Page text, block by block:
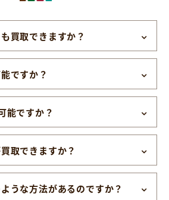
買取できますか？
ですか？
能ですか？
取できますか？
うな方法があるのですか？